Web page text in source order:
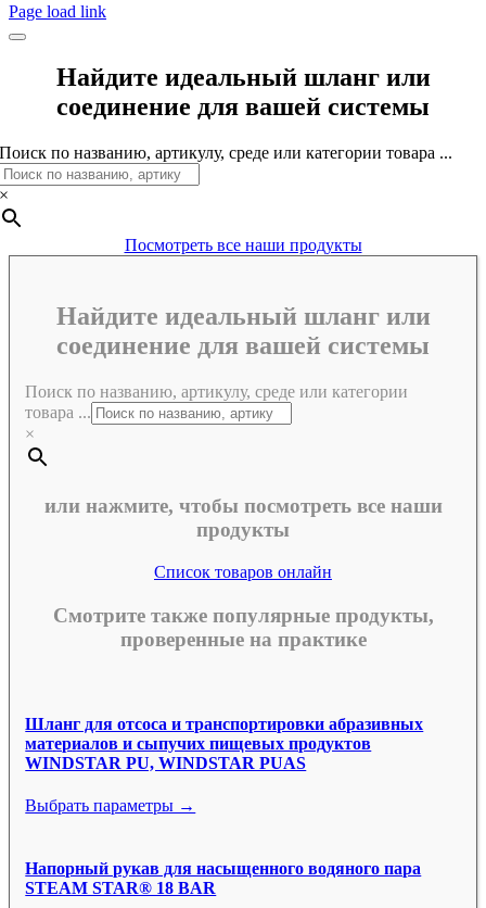
Page load link
Найдите идеальный шланг или
соединение для вашей системы
Поиск по названию, артикулу, среде или категории товара ...
×
Посмотреть все наши продукты
Найдите идеальный шланг или
соединение для вашей системы
Поиск по названию, артикулу, среде или категории
товара ...
×
или нажмите, чтобы посмотреть все наши
продукты
Список товаров онлайн
Смотрите также популярные продукты,
проверенные на практике
Шланг для отсоса и транспортировки абразивных
материалов и сыпучих пищевых продуктов
WINDSTAR PU, WINDSTAR PUAS
Выбрать параметры →
Напорный рукав для насыщенного водяного пара
STEAM STAR® 18 BAR